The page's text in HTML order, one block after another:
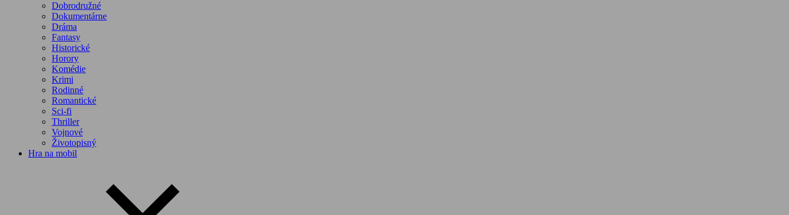
Dobrodružné
Dokumentárne
Dráma
Fantasy
Historické
Horory
Komédie
Krimi
Rodinné
Romantické
Sci-fi
Thriller
Vojnové
Životopisný
Hra na mobil